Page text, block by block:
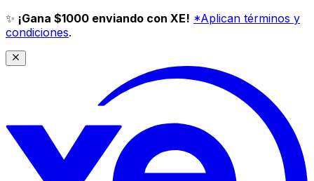
✨ ¡Gana $1000 enviando con XE! *Aplican términos y
condiciones.